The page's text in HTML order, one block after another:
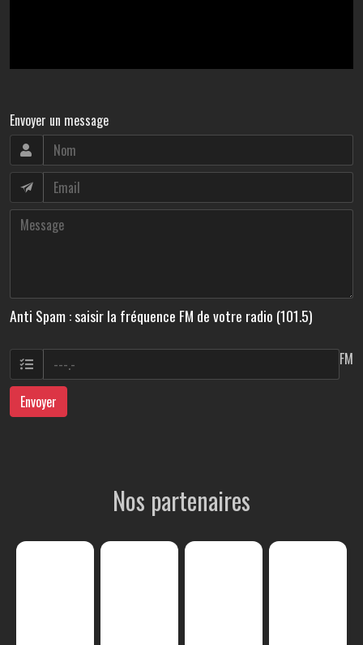
Envoyer un message
Anti Spam : saisir la fréquence FM de votre radio (101.5)
FM
Envoyer
Nos partenaires